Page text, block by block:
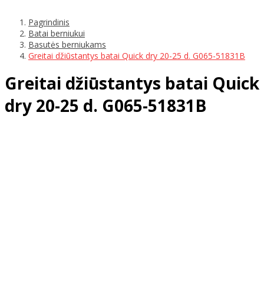
Pagrindinis
Batai berniukui
Basutės berniukams
Greitai džiūstantys batai Quick dry 20-25 d. G065-51831B
Greitai džiūstantys batai Quick
dry 20-25 d. G065-51831B